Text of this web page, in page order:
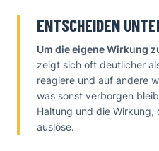
ENTSCHEIDEN
Um die eigene Wirkung
zeigt sich oft deutlicher
reagiere und auf andere
was sonst verborgen
Haltung und die
auslöse.